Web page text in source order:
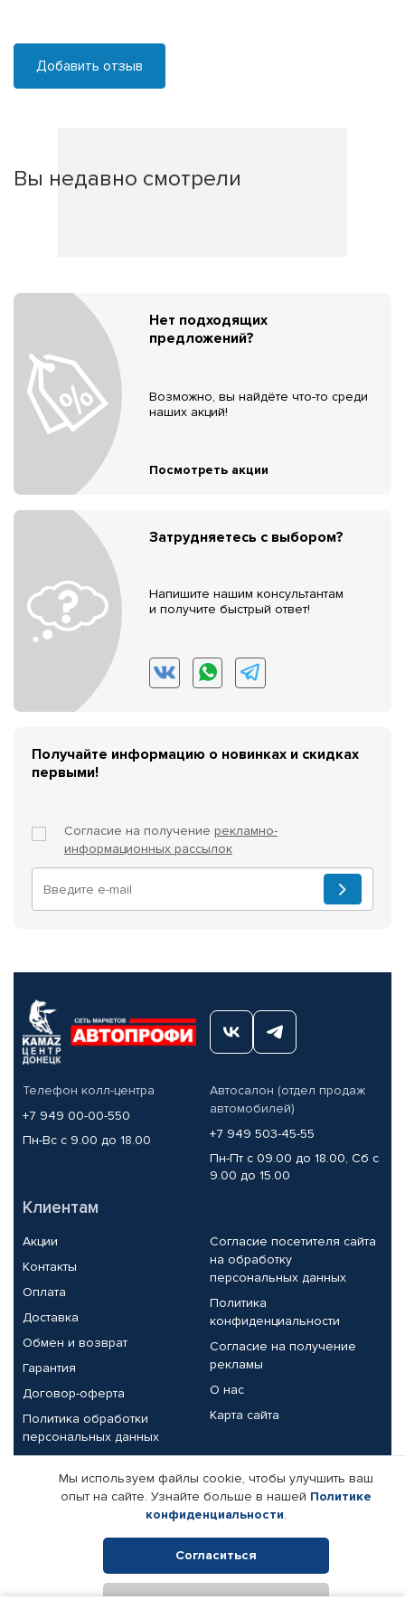
Добавить отзыв
Вы недавно смотрели
Нет подходящих
предложений?
Возможно, вы найдёте что-то среди
наших акций!
Посмотреть акции
Затрудняетесь с выбором?
Напишите нашим консультантам
и получите быстрый ответ!
Получайте информацию о новинках и скидках
первыми!
Согласие на получение рекламно-
информационных рассылок
Телефон колл-центра
+7 949 00-00-550
Пн-Вс с 9.00 до 18.00
Автосалон (отдел продаж
автомобилей)
+7 949 503-45-55
Пн-Пт с 09.00 до 18.00, Сб с
9.00 до 15.00
Клиентам
Акции
Контакты
Оплата
Доставка
Обмен и возврат
Гарантия
Договор-оферта
Политика обработки
персональных данных
Согласие посетителя сайта
на обработку
персональных данных
Политика
конфиденциальности
Согласие на получение
рекламы
О нас
Карта сайта
Партнерам
Корпоративным клиентам
Поставщикам
Реквизиты компании
Мы используем файлы cookie, чтобы улучшить ваш
опыт на сайте. Узнайте больше в нашей Политике
конфиденциальности.
Согласиться